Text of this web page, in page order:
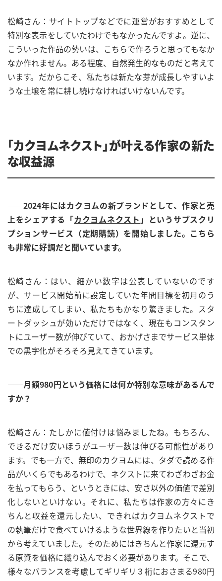
松崎さん：サイトトップなどでに運営がおすすめとして
特別な表示をしていたわけでもなかったんですよ。逆に、
こういった作品の勢いは、こちらで作ろうと思ってもなか
なか作れません。ある程度、自然発生的なものだと考えて
います。だからこそ、私たちは新たな芽が成長しやすいよ
うな土壌を常に耕し続けなければいけないんです。
「カクヨムネクスト」が叶える作家の新た
な収益源
——2024年にはカクヨムの新ブランドとして、作家と売
上をシェアする「カクヨムネクスト 」というサブスクリ
プションサービス（定期購読）を開始しました。こちら
も非常に好調だと聞いています。
松崎さん：はい、細かい数字は公表していないのです
が、サービス開始前に設定していた年間目標を初月のう
ちに達成してしまい、私たちもかなり驚きました。スタ
ートダッシュが効いただけではなく、現在もコンスタン
トにユーザー数が伸びていて、おかげさまでサービス単体
での黒字化がそろそろ見えてきています。
——月額980円という価格には何か特別な意味があるんで
すか？
松崎さん：たしかに値付けは悩みましたね。もちろん、
できるだけ安いほうがユーザー数は伸びる可能性があり
ます。でも一方で、無印のカクヨムには、タダで読める作
品がいくらでもあるわけで、ネクストに来てわざわざお金
を払ってもらう、というときには、安さ以外の価値で差別
化しないといけない。それに、私たちは作家の方々にき
ちんと収益を還元したい、できればカクヨムネクストで
の執筆だけで食べていけるような世界線を作りたいと当初
から考えていました。そのためにはきちんと作家に還元す
る原資を価格に織り込んでおく必要があります。そこで、
様々なバランスを考慮してギリギリ３桁におさまる980円